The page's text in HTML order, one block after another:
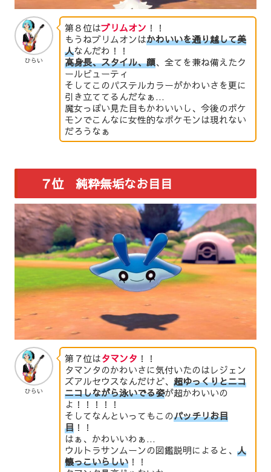
ひらい
第８位はブリムオン ！！
もうねブリムオンはかわいいを通り越して美
人なんだわ！！
高身長、スタイル、顔、全てを兼ね備えたク
ールビューティ
そしてこのパステルカラーがかわいさを更に
引き立ててるんだなぁ…
魔女っぽい見た目もかわいいし、今後のポケ
モンでこんなに女性的なポケモンは現れない
だろうなぁ
７位 純粋無垢なお目目
ひらい
第７位はタマンタ ！！
タマンタのかわいさに気付いたのはレジェン
ズアルセウスなんだけど、 超ゆっくりとニコ
ニコしながら泳いでる姿が超かわいいの
よ！！！！！
そしてなんといってもこのパッチリお目
目 ！！
はぁ、かわいいわぁ…
ウルトラサンムーンの図鑑説明によると、 人
懐っこいらしい ！！